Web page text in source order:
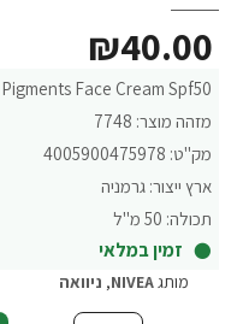
Face Cream Spf50
מזהה מוצר: 7748
מק"ט: 4005900475978
ארץ ייצור: גרמניה
תכולה: 50 מ"ל
זמין במלאי
₪40.00
מותגNIVEA
, ניוואה